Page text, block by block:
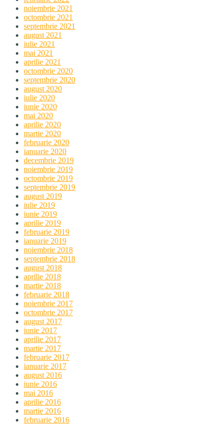
noiembrie 2021
octombrie 2021
septembrie 2021
august 2021
iulie 2021
mai 2021
aprilie 2021
octombrie 2020
septembrie 2020
august 2020
iulie 2020
iunie 2020
mai 2020
aprilie 2020
martie 2020
februarie 2020
ianuarie 2020
decembrie 2019
noiembrie 2019
octombrie 2019
septembrie 2019
august 2019
iulie 2019
iunie 2019
aprilie 2019
februarie 2019
ianuarie 2019
noiembrie 2018
septembrie 2018
august 2018
aprilie 2018
martie 2018
februarie 2018
noiembrie 2017
octombrie 2017
august 2017
iunie 2017
aprilie 2017
martie 2017
februarie 2017
ianuarie 2017
august 2016
iunie 2016
mai 2016
aprilie 2016
martie 2016
februarie 2016